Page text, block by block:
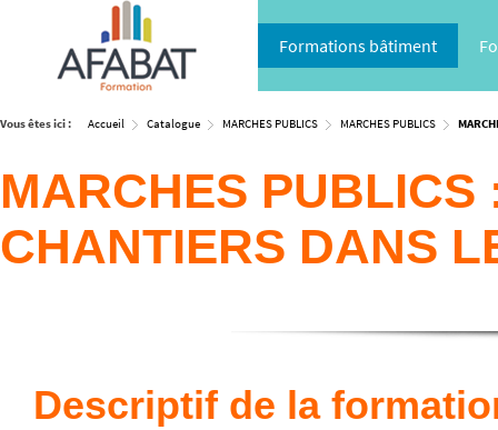
Formations bâtiment
Vous êtes ici : Accueil Catalogue MARCHES PUBLICS MARCHES PUBLICS
MARCHES PUBLICS
CHANTIERS DANS
Descriptif de la